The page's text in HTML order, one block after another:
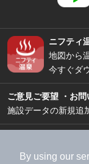
By using our
ニフティ
地図から
今すぐダ
ご意見ご要望 ・お問
施設データの新規追
加盟店募